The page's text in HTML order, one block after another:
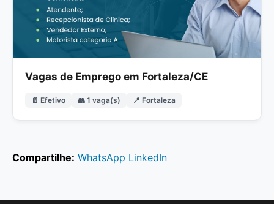
Vagas de Emprego em Fortaleza/CE
📄 Efetivo 👥 1 vaga(s) 📍 Fortaleza
Compartilhe: WhatsApp LinkedIn